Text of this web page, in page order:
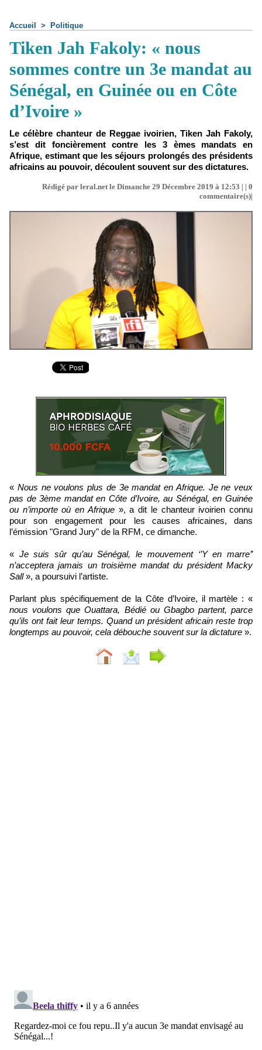
Accueil > Politique
Tiken Jah Fakoly: « nous
sommes contre un 3e mandat au
Sénégal, en Guinée ou en Côte
d’Ivoire »
Le célèbre chanteur de Reggae ivoirien, Tiken Jah Fakoly,
s’est dit foncièrement contre les 3 èmes mandats en
Afrique, estimant que les séjours prolongés des présidents
africains au pouvoir, découlent souvent sur des dictatures.
Rédigé par leral.net le Dimanche 29 Décembre 2019 à 12:53 | | 0
commentaire(s)|
« Nous ne voulons plus de 3e mandat en Afrique. Je ne veux
pas de 3ème mandat en Côte d’Ivoire, au Sénégal, en Guinée
ou n’importe où en Afrique», a dit le chanteur ivoirien connu
pour son engagement pour les causes africaines, dans
l’émission "Grand Jury" de la RFM, ce dimanche.
« Je suis sûr qu’au Sénégal, le mouvement ‘’Y en marre’’
n’acceptera jamais un troisième mandat du président Macky
Sall», a poursuivi l’artiste.
Parlant plus spécifiquement de la Côte d’Ivoire, il martèle : «
nous voulons que Ouattara, Bédié ou Gbagbo partent, parce
qu’ils ont fait leur temps. Quand un président africain reste trop
longtemps au pouvoir, cela débouche souvent sur la dictature ».